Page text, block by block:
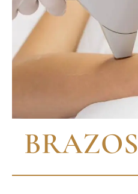
BRAZOS